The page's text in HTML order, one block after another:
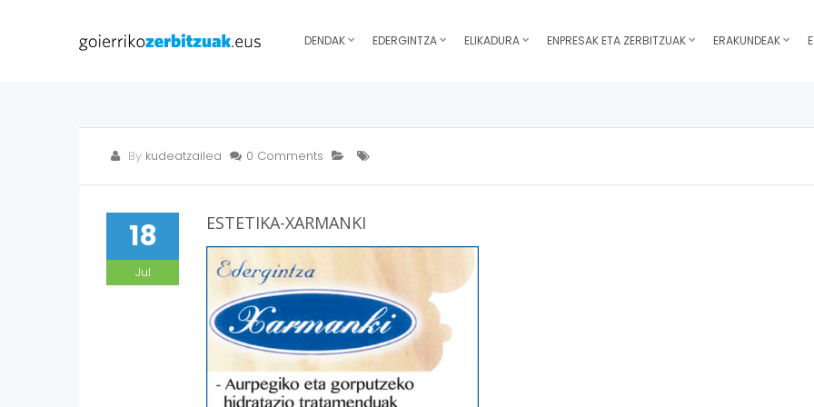
DENDAK EDERGINTZA ELIKADURA ENPRESAK ETA ZERBITZUAK ERAKUNDEAK
By kudeatzailea 0 Comments
18
Jul
ESTETIKA-XARMANKI